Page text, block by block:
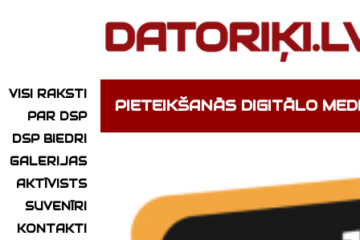
VISI RAKSTI
PAR DSP
DSP BIEDRI
GALERIJAS
AKTĪVISTS
SUVENĪRI
KONTAKTI
PIETEIKŠANĀS DIGITĀLO